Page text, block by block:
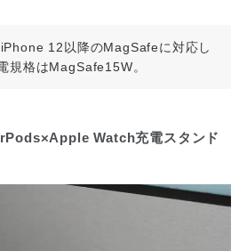
12以降のMagSafeに対応し
規格はMagSafe15W。
Watch充電スタンド